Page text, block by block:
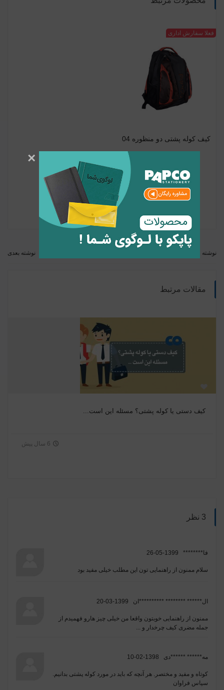
مشکی
فعلا سفارش اداری
کیف کوله پشتی دو منظوره 04
6,380,088 تومان
نوشته قبلی نوشته بعدی
مقالات مرتبط
کیف دستی یا کوله پشتی؟ مسئله این است...
6 سال پیش
3 نظر
فا******** 1399-05-26
سلام ممنون از راهنمایی تون این مطلب خیلی مفید بود
ال****** ******** **********ان 1399-03-20
ممنون از راهنمایی خوبتون واقعا من خیلی چیز هارو فهمیدم از
جمله مضری کیف چرخدار و ...
مه****** ******دی 1398-02-10
کوتاه و مفید و مختصر. هر آنچه که باید در مورد کوله پشتی بدانیم.
سپاس فراوان
×